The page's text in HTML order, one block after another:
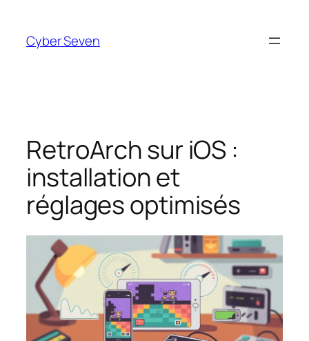
contenu
Cyber Seven
RetroArch sur iOS :
installation et
réglages optimisés